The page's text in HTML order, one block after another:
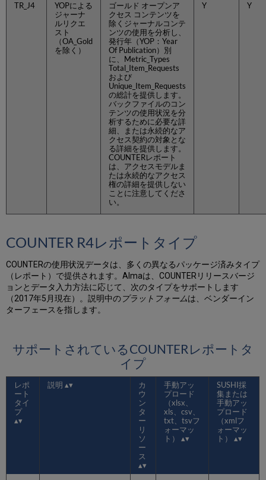
TR_J4
YOPによる
ジャーナ
ルリクエ
スト
（OA_Gold
を除く）
ゴールド オープンア
クセス コンテンツを
除くジャーナルコンテ
ンツの使用を分析し、
発行年（YOP：Year
Of Publication）別
に、Metric_Types
Total_Item_Requests
および
Unique_Item_Requests
の総計を提供します。
バックファイルのコン
テンツの使用状況を分
析するために必要な詳
細、または永続的なア
クセス契約の対象とな
る詳細を提供します。
COUNTERレポート
は、アクセスモデルま
たは永続的なアクセス
権の詳細を提供しない
ことに注意してくださ
い。
Y Y
COUNTER R4レポートタイプ
COUNTERの使用状況データは、多くの異なるパッケージ済みタイプ
（レポート）で提供されます。Almaは、COUNTERリリースバージ
ョンとデータ入力方法に応じて、次のタイプをサポートします
（2017年5月現在）。説明中のプラットフォームは、ベンダーイン
ターフェースを指します。
サポートされているCOUNTERレポートタ
イプ
レポ
ート
タイ
プ
説明
カ
ウ
ン
タ
ー
リ
ソ
ー
ス
手動アッ
プロード
（xlsx、
xls、csv、
txt、tsvフ
ォーマッ
ト）
SUSHI採
集または
手動アッ
プロード
（xmlフ
ォーマッ
ト）